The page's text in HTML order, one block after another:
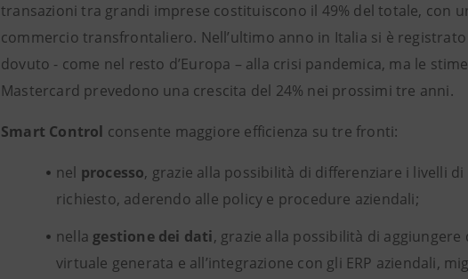
transazioni tra grandi imprese costituiscono il 49% del totale, con
commercio transfrontaliero. Nell’ultimo anno in Italia si è
dovuto - come nel resto d’Europa – alla crisi pandemica, ma le
Mastercard prevedono una crescita del 24% nei prossimi tre anni.
Smart Control consente maggiore efficienza su tre fronti:
nel processo, grazie alla possibilità di differenziare i livelli
richiesto, aderendo alle policy e procedure aziendali;
nella gestione dei dati, grazie alla possibilità di
virtuale generata e all’integrazione con gli ERP aziendali,